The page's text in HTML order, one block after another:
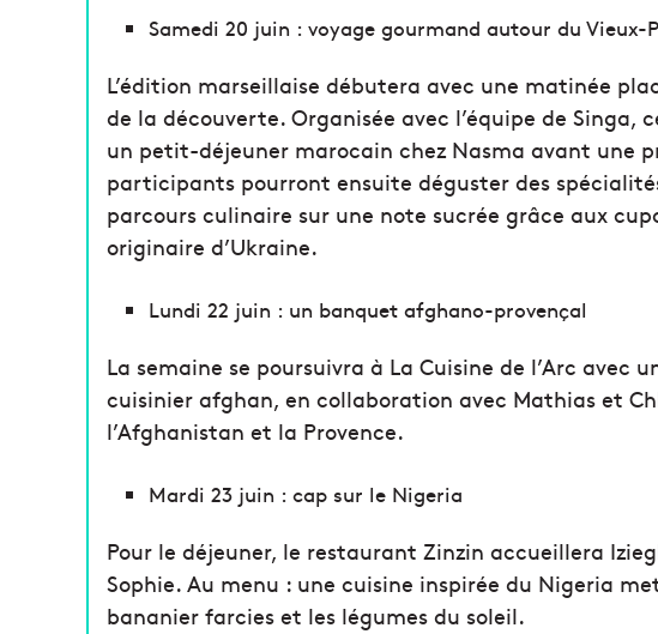
Samedi 20 juin : voyage gourmand autour du Vieux-
L’édition marseillaise débutera avec une matinée
de la découverte. Organisée avec l’équipe de Singa,
un petit-déjeuner marocain chez Nasma avant une
participants pourront ensuite déguster des
parcours culinaire sur une note sucrée grâce aux
originaire d’Ukraine.
Lundi 22 juin : un banquet afghano-provençal
La semaine se poursuivra à La Cuisine de l’Arc avec
cuisinier afghan, en collaboration avec Mathias et
l’Afghanistan et la Provence.
Mardi 23 juin : cap sur le Nigeria
Pour le déjeuner, le restaurant Zinzin accueillera
Sophie. Au menu : une cuisine inspirée du Nigeria
bananier farcies et les légumes du soleil.